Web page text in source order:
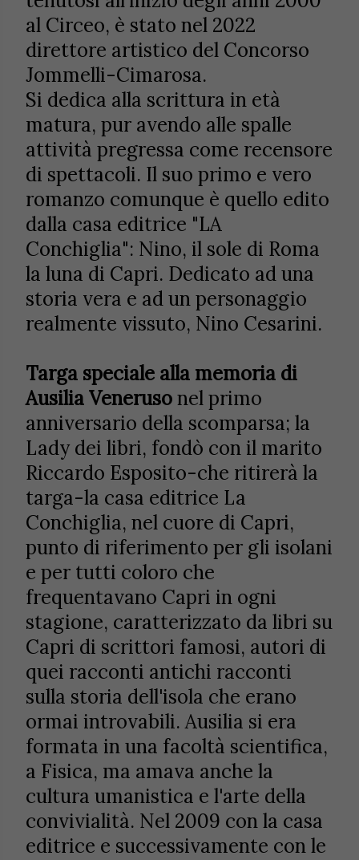
al Circeo, è stato nel 2022
direttore artistico del Concorso
Jommelli-Cimarosa.
Si dedica alla scrittura in età
matura, pur avendo alle spalle
attività pregressa come recensore
di spettacoli. Il suo primo e vero
romanzo comunque è quello edito
dalla casa editrice "LA
Conchiglia": Nino, il sole di Roma
la luna di Capri. Dedicato ad una
storia vera e ad un personaggio
realmente vissuto, Nino Cesarini.
Targa speciale alla memoria di
Ausilia Venerusonel primo
anniversario della scomparsa; la
Lady dei libri, fondò con il marito
Riccardo Esposito-che ritirerà la
targa-la casa editrice La
Conchiglia, nel cuore di Capri,
punto di riferimento per gli isolani
e per tutti coloro che
frequentavano Capri in ogni
stagione, caratterizzato da libri su
Capri di scrittori famosi, autori di
quei racconti antichi racconti
sulla storia dell'isola che erano
ormai introvabili. Ausilia si era
formata in una facoltà scientifica,
a Fisica, ma amava anche la
cultura umanistica e l'arte della
convivialità. Nel 2009 con la casa
editrice e successivamente con le